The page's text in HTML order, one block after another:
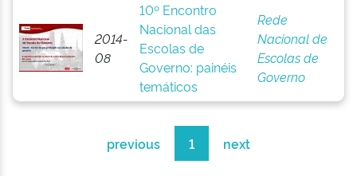
2014-
08
10º Encontro
Nacional das
Escolas de
Governo: painéis
temáticos
Rede
Nacional de
Escolas de
Governo
previous 1 next